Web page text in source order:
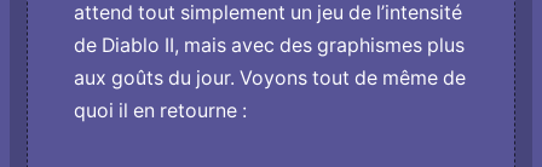
attend tout simplement un jeu de l’intensité
de Diablo II, mais avec des graphismes plus
aux goûts du jour. Voyons tout de même de
quoi il en retourne :